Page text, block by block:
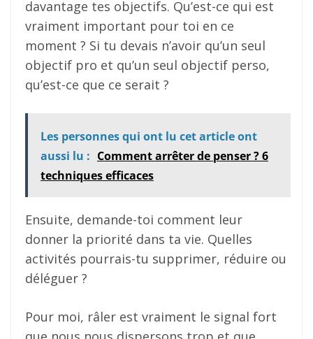
davantage tes objectifs. Qu’est-ce qui est
vraiment important pour toi en ce
moment ? Si tu devais n’avoir qu’un seul
objectif pro et qu’un seul objectif perso,
qu’est-ce que ce serait ?
Les personnes qui ont lu cet article ont
aussi lu : Comment arrêter de penser ? 6
techniques efficaces
Ensuite, demande-toi comment leur
donner la priorité dans ta vie. Quelles
activités pourrais-tu supprimer, réduire ou
déléguer ?
Pour moi, râler est vraiment le signal fort